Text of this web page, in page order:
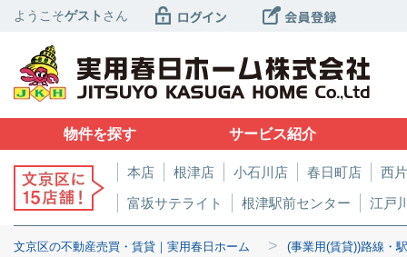
ようこそゲスト さん
物件を探す サービス紹介
本店 根津店 小石川店 春日町店
西
富坂サテライト
根津駅前センター 江戸
文京区の不動産売買・賃貸｜実用春日ホーム > (事業用(賃貸))路線・